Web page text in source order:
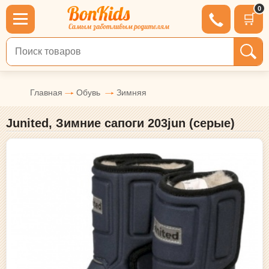
🛒
0
Поиск по товарам
Главная Обувь Зимняя
Junited, Зимние сапоги 203jun (серые)